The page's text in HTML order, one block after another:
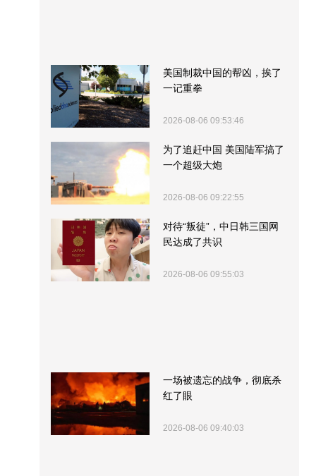
美国制裁中国的帮凶，挨了
一记重拳
2026-08-06 09:53:46
为了追赶中国 美国陆军搞了
一个超级大炮
2026-08-06 09:22:55
对待“叛徒”，中日韩三国网
民达成了共识
2026-08-06 09:55:03
一场被遗忘的战争，彻底杀
红了眼
2026-08-06 09:40:03